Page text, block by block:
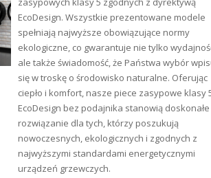
EcoDesign. Wszystkie prezentowane modele
spełniają najwyższe obowiązujące normy
ekologiczne, co gwarantuje nie tylko
ale także świadomość, że Państwa wybór
się w troskę o środowisko naturalne. Oferując
ciepło i komfort, nasze piece zasypowe klasy
EcoDesign bez podajnika stanowią doskonałe
rozwiązanie dla tych, którzy poszukują
nowoczesnych, ekologicznych i zgodnych z
najwyższymi standardami energetycznymi
urządzeń grzewczych.